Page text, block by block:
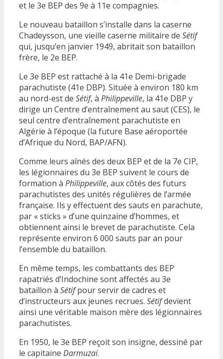
et le 3e BEP des 9e à 11e compagnies.
Le nouveau bataillon s’installe dans la caserne
Chadeysson, une vieille caserne militaire de Sétif
qui, jusqu’en janvier 1949, abritait son bataillon
frère, le 2e BEP.
Le 3e BEP est rattaché à la 41e Demi-brigade
parachutiste (41e DBP). Située à environ 180 km
au nord-est de Sétif, à Philippeville, la 41e DBP y
dirige un Centre d’entraînement au saut (CES), le
seul centre d’entraînement parachutiste en
Algérie à l’époque (la future Base aéroportée
d’Afrique du Nord, BAP/AFN).
Comme leurs aînés des deux BEP et de la 7e CIP,
les légionnaires du 3e BEP suivent le cours de
formation à Philippeville, aux côtés des futurs
parachutistes des unités régulières de l’armée
française. Ils y effectuent des sauts en parachute,
par « sticks » d’une quinzaine d’hommes, et
obtiennent ainsi le brevet de parachutiste. Cela
représente environ 6 000 sauts par an pour
l’ensemble du bataillon.
En même temps, les combattants des BEP
rapatriés d’Indochine sont affectés au 3e
bataillon à Sétifpour servir de cadres et
d’instructeurs aux jeunes recrues. Sétifdevient
ainsi une véritable maison mère des légionnaires
parachutistes.
En 1950, le 3e BEP reçoit son insigne, dessiné par
le capitaine Darmuzai.